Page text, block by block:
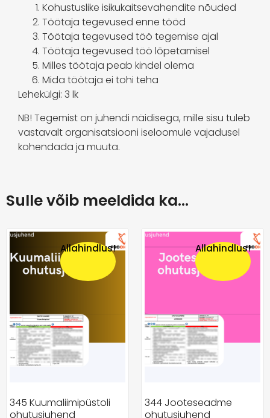
Kohustuslike isikukaitsevahendite nõuded
Töötaja tegevused enne tööd
Töötaja tegevused töö tegemise ajal
Töötaja tegevused töö lõpetamisel
Milles töötaja peab kindel olema
Mida töötaja ei tohi teha
Lehekülgi: 3 lk
NB! Tegemist on juhendi näidisega, mille sisu tuleb
vastavalt organisatsiooni iseloomule vajadusel
kohendada ja muuta.
Sulle võib meeldida ka…
Allahindlus!
345 Kuumaliimipüstoli
ohutusjuhend
Allahindlus!
344 Jooteseadme
ohutusjuhend